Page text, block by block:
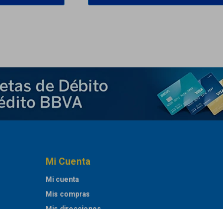
Mi Cuenta
Mi cuenta
Mis compras